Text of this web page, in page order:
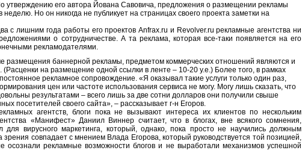
утверждению его автора Йована Савовича, предложения о размещении рекламы
Но он никогда не публикует на страницах своего проекта заметки на
с лишним года работы его проектов Anfrax.ru и Revolver.ru рекламные агентства ни
о сотрудничестве. А та реклама, которая все-таки появляется на его
рекламодателями.
размещения баннерной рекламы, предметом коммерческих отношений являются и
(Расценки на размещение одной ссылки в ленте – 10-20 у.е.) Более того, в рамках
рекламное сопровождение. «Я оказывал такие услуги только один раз,
цен или частоте использования сервиса не могу. Могу лишь сказать, что
результатами – всего лишь за две сотни долларов они получили свыше
посетителей своего сайта», – рассказывает г-н Егоров.
агентств, блоги пока не вызывают интереса их клиентов по нескольким
«Манифест» Даниил Виннер считает, что в блогах, вне всякого сомнения,
для вирусного маркетинга, который, однако, пока просто не научились должным
зрения совпадает с мнением Влада Егорова, который руководствуется той позицией,
осознали рекламные возможности блогов и не выработали механизмов успешной